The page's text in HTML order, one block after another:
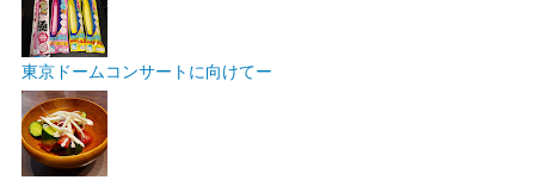
東京ドームコンサートに向けてー